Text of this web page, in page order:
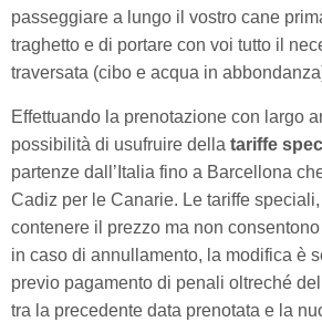
passeggiare a lungo il vostro cane
traghetto e di portare con voi tutto il
traversata (cibo e acqua in
Effettuando la prenotazione con largo
possibilità di usufruire della tariffe
partenze dall’Italia fino a Barcellona
Cadiz per le Canarie. Le tariffe
contenere il prezzo ma non
in caso di annullamento, la modifica è
previo pagamento di penali oltreché
tra la precedente data prenotata e la